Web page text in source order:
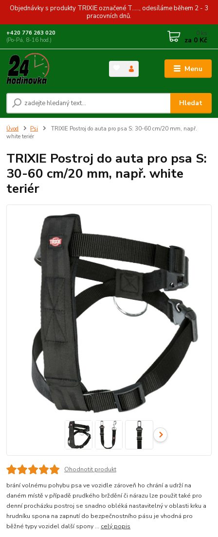
Objednávky s produkty TRIXIE označené T....., odesíláme během 2 - 3
pracovních dnů.
Menu
Hledat
+420 776 263 020
(Po-Pá, 8-16 hod.)
0 ks
za 0 Kč
Úvod Psi
TRIXIE Postroj do auta pro psa S: 30-60 cm/20 mm, např.
white teriér
TRIXIE Postroj do auta pro psa S:
30-60 cm/20 mm, např. white
teriér
Ohodnotit produkt
brání volnému pohybu psa ve vozidle zároveň ho chrání a udrží na
daném místě v případě prudkého brždění či nárazu lze použit také pro
denní procházku postroj se snadno obléká nastavitelný v oblasti krku a
hrudníku spona na zapnutí do bezpečnostního pásu je vhodná pro
běžné typy vozidel další spony ... celý popis